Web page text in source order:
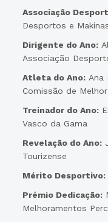
Associação
Desportos e
Dirigente do Ano:
Associação
Atleta do Ano: Ana
Comissão de
Treinador do Ano:
Vasco da Gama
Revelação do Ano:
Tourizense
Mérito Desportivo:
Prémio Dedicação:
Melhoramentos